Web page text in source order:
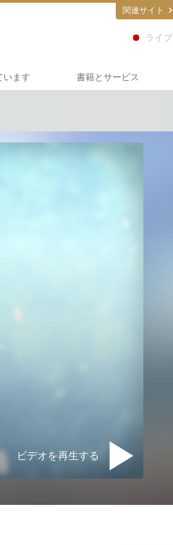
関連サイト
ライブ
います
ラスティックス
･ボランティア･ミニ
書籍とサービス
ィオブック
ビデオを再生する